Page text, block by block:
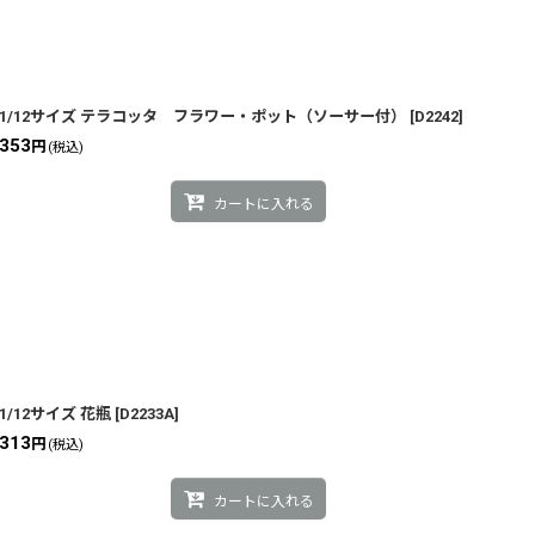
1/12サイズ テラコッタ フラワー・ポット（ソーサー付） [D2242]
353 円 (税込)
カートに入れる
1/12サイズ 花瓶 [D2233A]
313 円 (税込)
カートに入れる